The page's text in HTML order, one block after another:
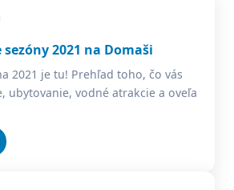
2021 na Domaši
2021 je tu! Prehľad toho, čo vás
ubytovanie, vodné atrakcie a oveľa